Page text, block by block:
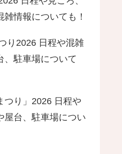
情報についても！
り2026 日程や混雑
、駐車場について
つり」2026 日程や
屋台、駐車場につい